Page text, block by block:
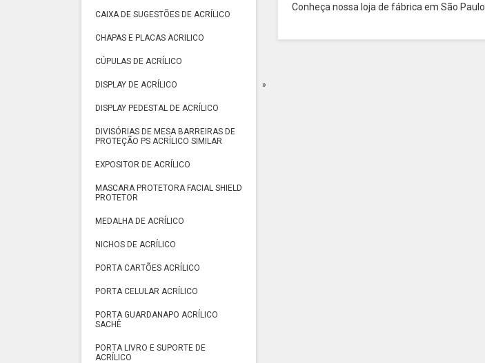
CAIXA DE SUGESTÕES DE ACRÍLICO
CHAPAS E PLACAS ACRILICO
CÚPULAS DE ACRÍLICO
DISPLAY DE ACRÍLICO
DISPLAY PEDESTAL DE ACRÍLICO
DIVISÓRIAS DE MESA BARREIRAS DE
PROTEÇÃO PS ACRÍLICO SIMILAR
EXPOSITOR DE ACRÍLICO
MASCARA PROTETORA FACIAL SHIELD
PROTETOR
MEDALHA DE ACRÍLICO
NICHOS DE ACRÍLICO
PORTA CARTÕES ACRÍLICO
PORTA CELULAR ACRÍLICO
PORTA GUARDANAPO ACRÍLICO
SACHÊ
PORTA LIVRO E SUPORTE DE
ACRÍLICO
Conheça nossa loja de fábrica em São Paulo.